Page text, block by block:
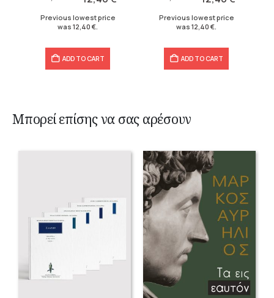
Previous lowest price
was 12,40 €
ADD TO CART
Previous lowest price
was 12,40 €
ADD TO CART
Μπορεί επίσης να σας αρέσουν